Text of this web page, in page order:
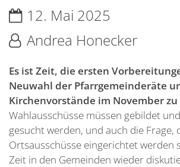
Datum:
12. Mai 2025
Von:Andrea Honecker
Es ist Zeit, die ersten
Neuwahl der Pfarrgemeinderäte
Kirchenvorstände im November
Wahlausschüsse müssen gebildet
gesucht werden, und auch die Frage,
Ortsausschüsse eingerichtet werden
Zeit in den Gemeinden wieder